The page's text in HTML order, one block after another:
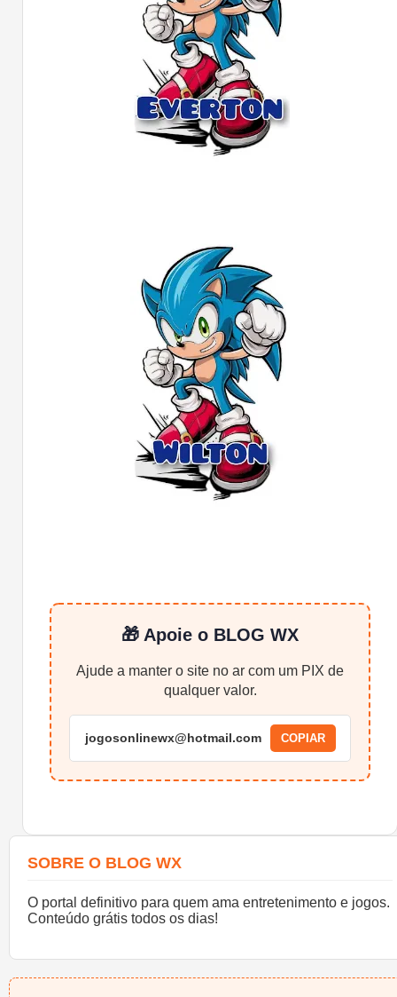
🎁 Apoie o BLOG WX
Ajude a manter o site no ar com um PIX de
qualquer valor.
jogosonlinewx@hotmail.com COPIAR
SOBRE O BLOG WX
O portal definitivo para quem ama entretenimento e jogos.
Conteúdo grátis todos os dias!